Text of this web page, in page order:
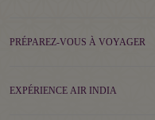
PRÉPAREZ-VOUS À VOYAGER
EXPÉRIENCE AIR INDIA